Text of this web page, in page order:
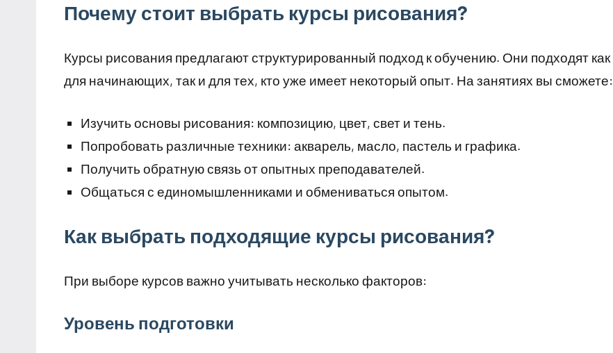
Почему стоит выбрать курсы рисования?
Курсы рисования предлагают структурированный подход к обучению. Они подходят как
для начинающих, так и для тех, кто уже имеет некоторый опыт. На занятиях вы сможете:
Изучить основы рисования: композицию, цвет, свет и тень.
Попробовать различные техники: акварель, масло, пастель и графика.
Получить обратную связь от опытных преподавателей.
Общаться с единомышленниками и обмениваться опытом.
Как выбрать подходящие курсы рисования?
При выборе курсов важно учитывать несколько факторов:
Уровень подготовки